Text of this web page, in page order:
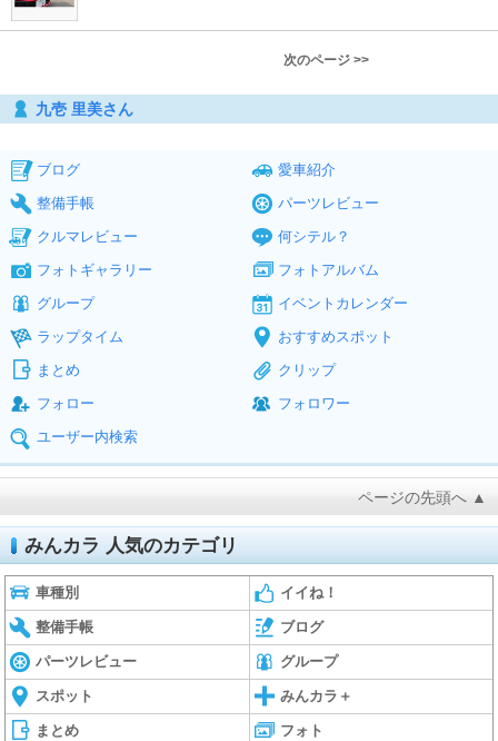
次のページ >>
九壱 里美さん
ブログ
愛車紹介
整備手帳
パーツレビュー
クルマレビュー
何シテル？
フォトギャラリー
フォトアルバム
グループ
イベントカレンダー
ラップタイム
おすすめスポット
まとめ
クリップ
フォロー
フォロワー
ユーザー内検索
ページの先頭へ ▲
みんカラ 人気のカテゴリ
車種別 イイね！
整備手帳 ブログ
パーツレビュー グループ
スポット みんカラ＋
まとめ フォト